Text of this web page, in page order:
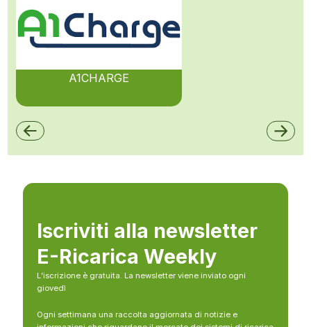
A1CHARGE
Iscriviti alla newsletter
E-Ricarica Weekly
L’iscrizione è gratuita. La newsletter viene inviato ogni
giovedì
Ogni settimana una raccolta aggiornata di notizie e